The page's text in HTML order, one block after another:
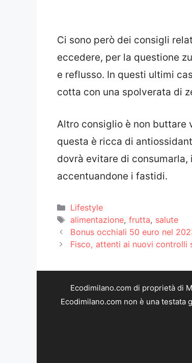
Ci sono però dei consigli
eccedere, per la questione
e reflusso. In questi ultimi
cotta con una spolverata di
Altro consiglio è non buttare
questa è ricca di
dovrà evitare di
accentuandone i fastidi.
Categorie
Lifestyle
Tag
alimentazione, frutta, salute
Bonus occhiali 50 euro nel
Fisco, attenti ai nuovi controlli
Ecodimilano.com di proprietà di
Ecodimilano.com non è una